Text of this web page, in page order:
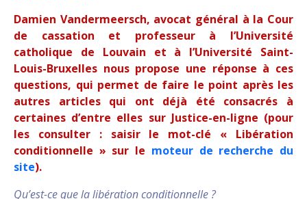
Damien Vandermeersch, avocat général à la Cour
de cassation et professeur à l’Université
catholique de Louvain et à l’Université Saint-
Louis-Bruxelles nous propose une réponse à ces
questions, qui permet de faire le point après les
autres articles qui ont déjà été consacrés à
certaines d’entre elles sur Justice-en-ligne (pour
les consulter : saisir le mot-clé « Libération
conditionnelle » sur le moteur de recherche du
site).
Qu’est-ce que la libération conditionnelle ?